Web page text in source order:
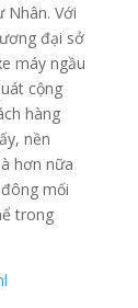
Nhân. Với
đại sở
máy ngầu
cộng
hàng
nền
hơn nữa
mối
trong